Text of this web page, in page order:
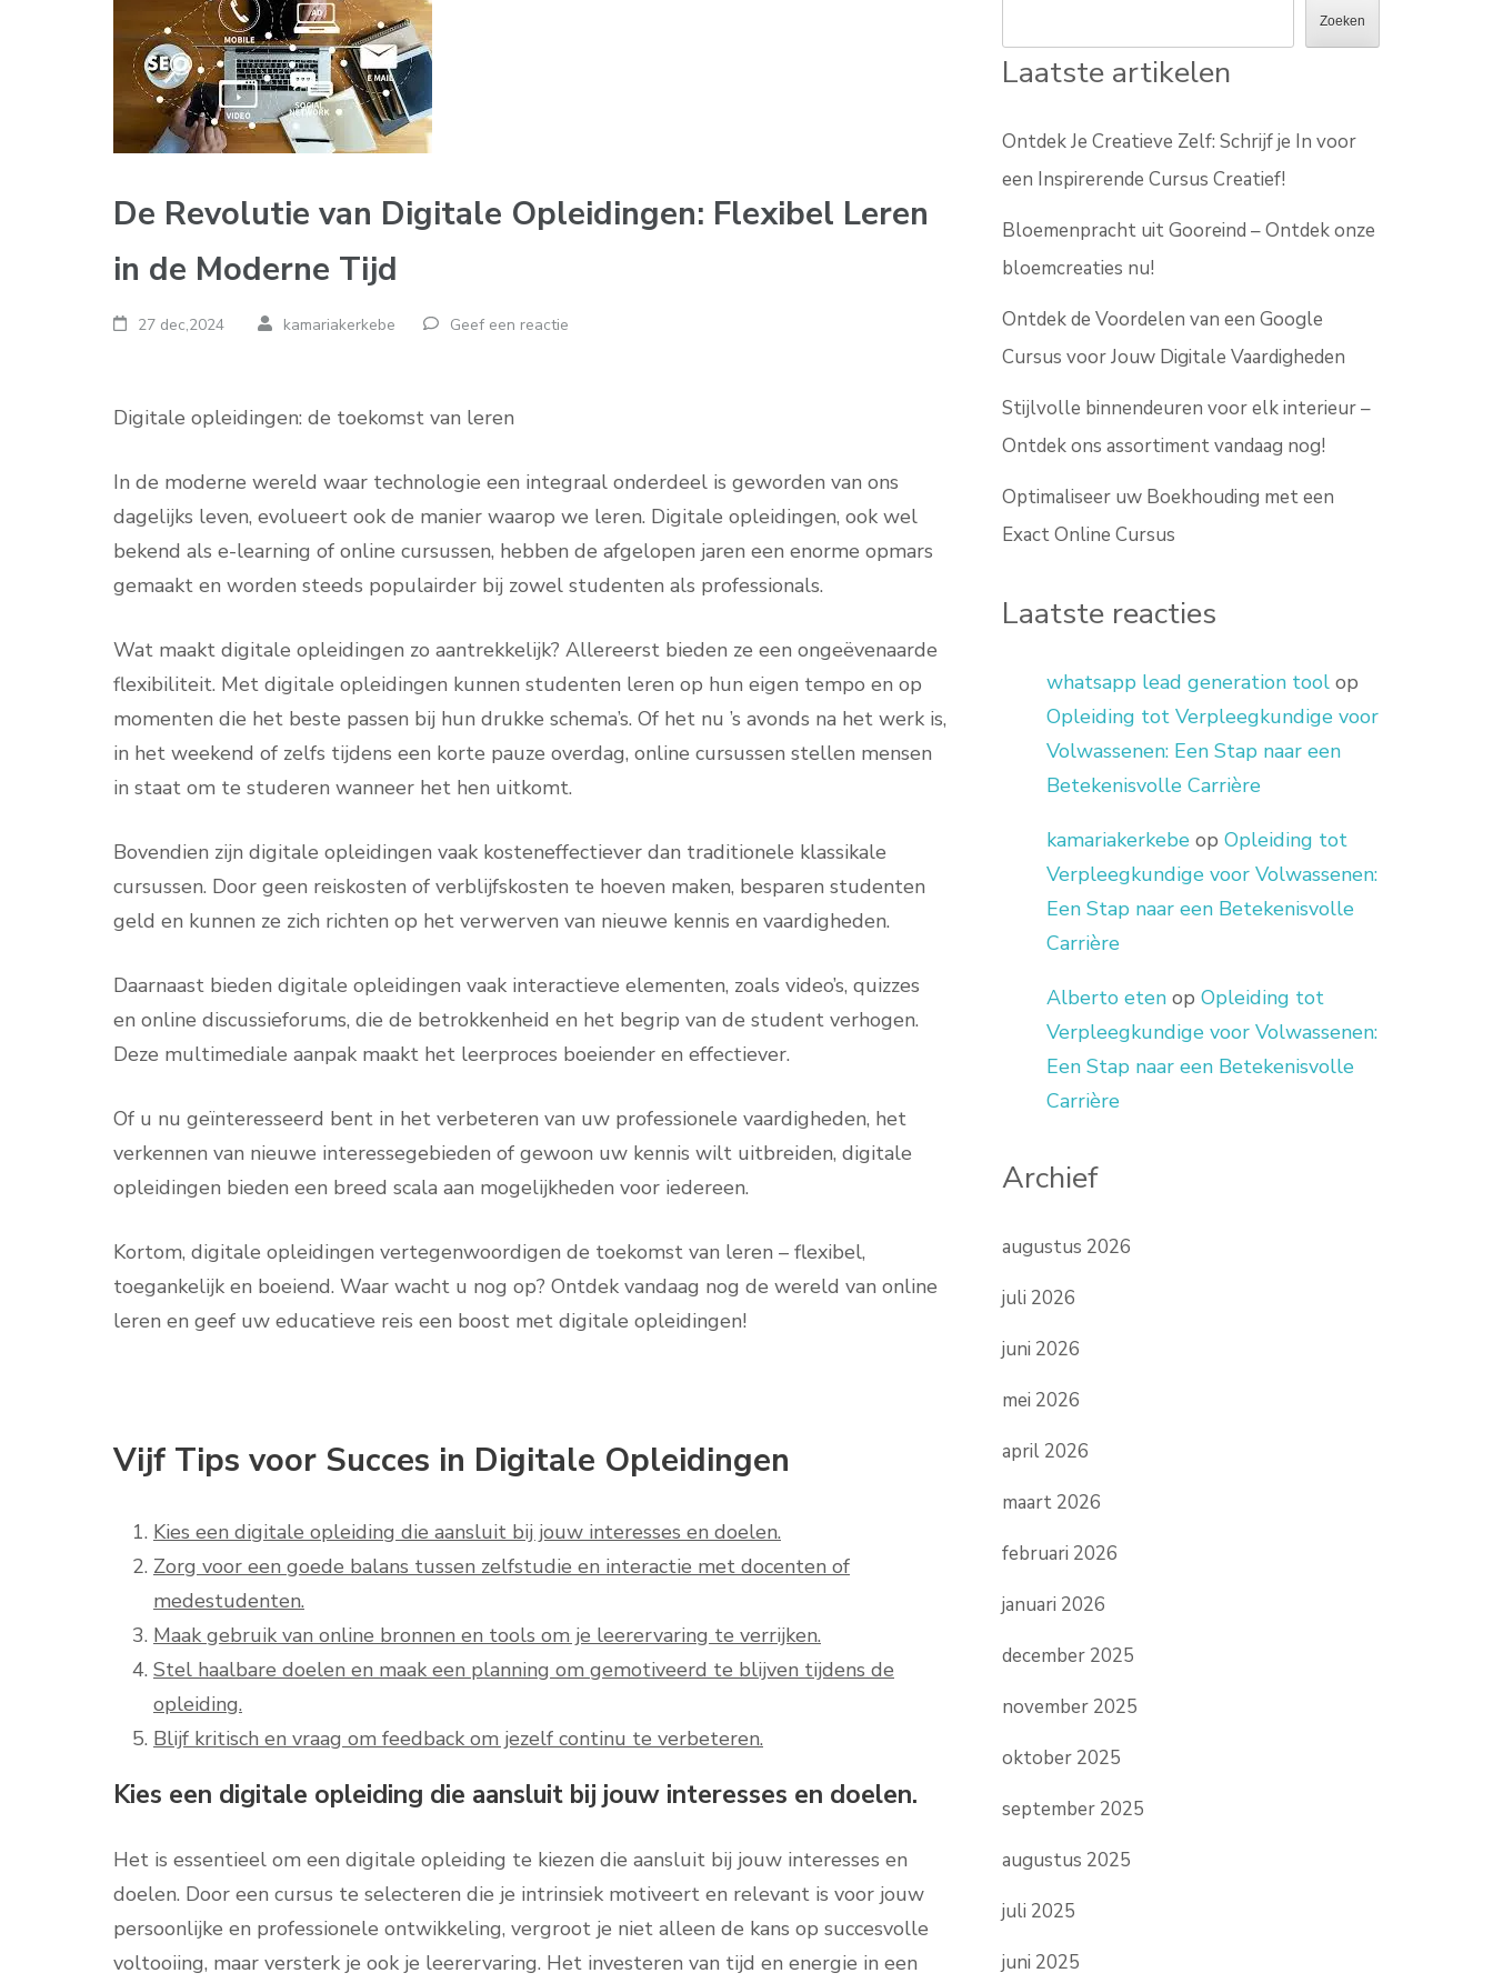
De Revolutie van Digitale Opleidingen: Flexibel Leren
in de Moderne Tijd
27 dec,2024 kamariakerkebe Geef een reactie
Digitale opleidingen: de toekomst van leren
In de moderne wereld waar technologie een integraal onderdeel is geworden van ons
dagelijks leven, evolueert ook de manier waarop we leren. Digitale opleidingen, ook wel
bekend als e-learning of online cursussen, hebben de afgelopen jaren een enorme opmars
gemaakt en worden steeds populairder bij zowel studenten als professionals.
Wat maakt digitale opleidingen zo aantrekkelijk? Allereerst bieden ze een ongeëvenaarde
flexibiliteit. Met digitale opleidingen kunnen studenten leren op hun eigen tempo en op
momenten die het beste passen bij hun drukke schema’s. Of het nu ’s avonds na het werk is,
in het weekend of zelfs tijdens een korte pauze overdag, online cursussen stellen mensen
in staat om te studeren wanneer het hen uitkomt.
Bovendien zijn digitale opleidingen vaak kosteneffectiever dan traditionele klassikale
cursussen. Door geen reiskosten of verblijfskosten te hoeven maken, besparen studenten
geld en kunnen ze zich richten op het verwerven van nieuwe kennis en vaardigheden.
Daarnaast bieden digitale opleidingen vaak interactieve elementen, zoals video’s, quizzes
en online discussieforums, die de betrokkenheid en het begrip van de student verhogen.
Deze multimediale aanpak maakt het leerproces boeiender en effectiever.
Of u nu geïnteresseerd bent in het verbeteren van uw professionele vaardigheden, het
verkennen van nieuwe interessegebieden of gewoon uw kennis wilt uitbreiden, digitale
opleidingen bieden een breed scala aan mogelijkheden voor iedereen.
Kortom, digitale opleidingen vertegenwoordigen de toekomst van leren – flexibel,
toegankelijk en boeiend. Waar wacht u nog op? Ontdek vandaag nog de wereld van online
leren en geef uw educatieve reis een boost met digitale opleidingen!
Vijf Tips voor Succes in Digitale Opleidingen
Kies een digitale opleiding die aansluit bij jouw interesses en doelen.
Zorg voor een goede balans tussen zelfstudie en interactie met docenten of
medestudenten.
Maak gebruik van online bronnen en tools om je leerervaring te verrijken.
Stel haalbare doelen en maak een planning om gemotiveerd te blijven tijdens de
opleiding.
Blijf kritisch en vraag om feedback om jezelf continu te verbeteren.
Kies een digitale opleiding die aansluit bij jouw interesses en doelen.
Het is essentieel om een digitale opleiding te kiezen die aansluit bij jouw interesses en
doelen. Door een cursus te selecteren die je intrinsiek motiveert en relevant is voor jouw
persoonlijke en professionele ontwikkeling, vergroot je niet alleen de kans op succesvolle
voltooiing, maar versterk je ook je leerervaring. Het investeren van tijd en energie in een
Zoeken
Laatste artikelen
Ontdek Je Creatieve Zelf: Schrijf je In voor
een Inspirerende Cursus Creatief!
Bloemenpracht uit Gooreind – Ontdek onze
bloemcreaties nu!
Ontdek de Voordelen van een Google
Cursus voor Jouw Digitale Vaardigheden
Stijlvolle binnendeuren voor elk interieur –
Ontdek ons assortiment vandaag nog!
Optimaliseer uw Boekhouding met een
Exact Online Cursus
Laatste reacties
whatsapp lead generation tool op
Opleiding tot Verpleegkundige voor
Volwassenen: Een Stap naar een
Betekenisvolle Carrière
kamariakerkebe opOpleiding tot
Verpleegkundige voor Volwassenen:
Een Stap naar een Betekenisvolle
Carrière
Alberto eten opOpleiding tot
Verpleegkundige voor Volwassenen:
Een Stap naar een Betekenisvolle
Carrière
Archief
augustus 2026
juli 2026
juni 2026
mei 2026
april 2026
maart 2026
februari 2026
januari 2026
december 2025
november 2025
oktober 2025
september 2025
augustus 2025
juli 2025
juni 2025